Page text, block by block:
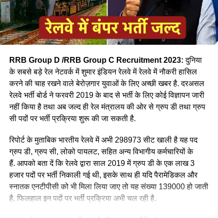
आपने अमूमन पुरुषों को ही रेल चलाते हुए देखा होगा लेकिन माथे पर लाल
बिंदी, भरी हुई मांग और हाथ में लाल चूड़ी पहने हुए महिला लोकों पायलेट
नीलम राथल रेल में सवार हजारों यात्रियों को सुरक्षित गंतव्य पहुंचाने की
रेलवे की सीनियर असिस्टेंट लोको पायलट नीलम बताती है कि जब वे
पेसीजर ट्रेन चलाती है तो कई लोग उन्हें देख कर हेरान रह जाते है कुछ
लड़कीया उन्हे देखकर काफी खुश भी होती है कि एक महिला ट्रेन चल रही
है।
RRB Group D /RRB Group C Recruitment 2023:दुनिया
के सबसे बड़े रेल नेटवर्क में शुमार इंडियन रेलवे में रेलवे में नौकरी हासिल
करने की चाह रखने वाले बेरोज़गार युवाओं के लिए अच्छी खबर है. दरअसल
रेलवे भर्ती बोर्ड ने फरवरी 2019 के बाद से भर्ती के लिए कोई विज्ञापन जारी
नहीं किया है तथा अब जल्द ही रेल मंत्रालय की ओर से ग्रुप डी तथा ग्रुप
सी पदों पर भर्ती प्रक्रिया शुरू की जा सकती है.
रिपोर्ट के मुताबिक भारतीय रेलवे में अभी 298973 सीट खाली है यह पद
ग्रुप डी, ग्रुप सी, लोको पायलट, सहित अन्य विभागीय कर्मचारियों के
हैं. आपको बता दें कि रेलवे द्वारा साल 2019 में ग्रुप डी के एक लाख 3
हजार पदों पर भर्ती निकाली गई थी, इसके साथ ही यदि पैरामेडिकल और
स्नातक एनटीपीसी को भी मिला लिया जाए तो यह संख्या 139000 हो जाती
है. फिलहाल इन पदों पर भर्ती प्रक्रिया अभी चल रही है.